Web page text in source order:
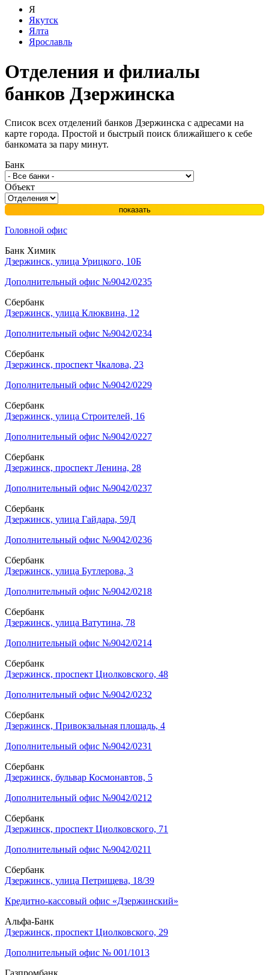
Я
Якутск
Ялта
Ярославль
Отделения и филиалы
банков Дзержинска
Список всех отделений банков Дзержинска с адресами на
карте города. Простой и быстрый поиск ближайшего к себе
банкомата за пару минут.
Банк
Объект
показать
Головной офис
Банк Химик
Дзержинск, улица Урицкого, 10Б
Дополнительный офис №9042/0235
Сбербанк
Дзержинск, улица Клюквина, 12
Дополнительный офис №9042/0234
Сбербанк
Дзержинск, проспект Чкалова, 23
Дополнительный офис №9042/0229
Сбербанк
Дзержинск, улица Строителей, 16
Дополнительный офис №9042/0227
Сбербанк
Дзержинск, проспект Ленина, 28
Дополнительный офис №9042/0237
Сбербанк
Дзержинск, улица Гайдара, 59Д
Дополнительный офис №9042/0236
Сбербанк
Дзержинск, улица Бутлерова, 3
Дополнительный офис №9042/0218
Сбербанк
Дзержинск, улица Ватутина, 78
Дополнительный офис №9042/0214
Сбербанк
Дзержинск, проспект Циолковского, 48
Дополнительный офис №9042/0232
Сбербанк
Дзержинск, Привокзальная площадь, 4
Дополнительный офис №9042/0231
Сбербанк
Дзержинск, бульвар Космонавтов, 5
Дополнительный офис №9042/0212
Сбербанк
Дзержинск, проспект Циолковского, 71
Дополнительный офис №9042/0211
Сбербанк
Дзержинск, улица Петрищева, 18/39
Кредитно-кассовый офис «Дзержинский»
Альфа-Банк
Дзержинск, проспект Циолковского, 29
Дополнительный офис № 001/1013